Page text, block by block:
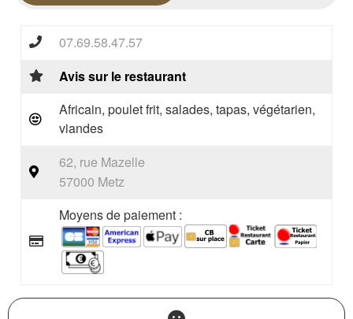
07.69.58.47.57
Avis sur le restaurant
Africain, poulet frit, salades, tapas, végétarien,
viandes
62, rue Mazelle
57000 Metz
Moyens de paiement :